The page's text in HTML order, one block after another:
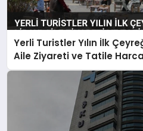
Yerli Turistler Yılın İlk
Aile Ziyareti ve Tatile